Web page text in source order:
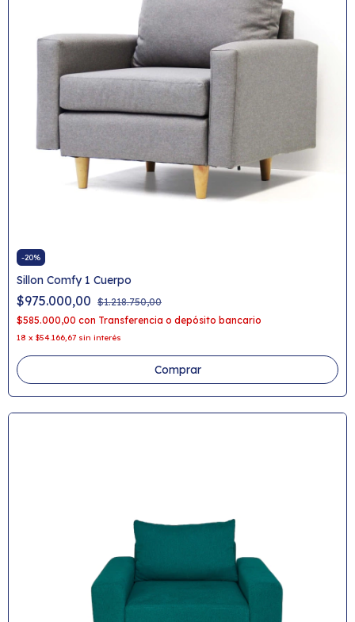
-20%
Sillon Comfy 1 Cuerpo
$975.000,00 $1.218.750,00
$585.000,00 con Transferencia o depósito bancario
18 x $54.166,67 sin interés
Comprar